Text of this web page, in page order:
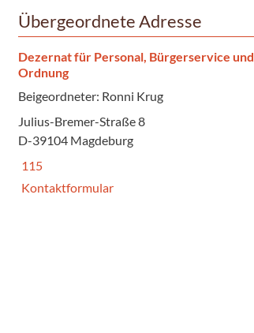
Übergeordnete Adresse
Dezernat für Personal, Bürgerservice und
Ordnung
Beigeordneter: Ronni Krug
Julius-Bremer-Straße 8
D-39104 Magdeburg
115
Kontaktformular